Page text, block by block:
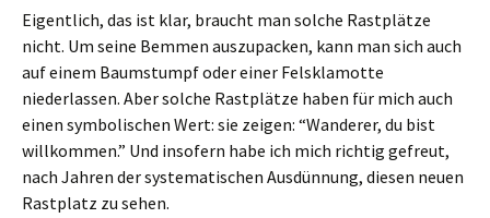
Eigentlich, das ist klar, braucht man solche Rastplätze
nicht. Um seine Bemmen auszupacken, kann man sich auch
auf einem Baumstumpf oder einer Felsklamotte
niederlassen. Aber solche Rastplätze haben für mich auch
einen symbolischen Wert: sie zeigen: “Wanderer, du bist
willkommen.” Und insofern habe ich mich richtig gefreut,
nach Jahren der systematischen Ausdünnung, diesen neuen
Rastplatz zu sehen.